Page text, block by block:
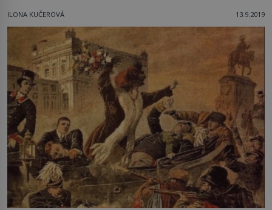
ILONA KUČEROVÁ 13.9.2019